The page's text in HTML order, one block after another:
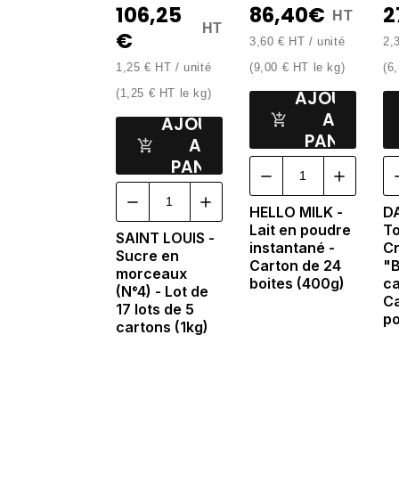
106,25
€
HT
1,25 € HT / unité
(1,25 € HT le kg)
AJOUTER
AU
PANIER
SAINT LOUIS -
Sucre en
morceaux
(N°4) - Lot de
17 lots de 5
cartons (1kg)
86,40€ HT
3,60 € HT / unité
(9,00 € HT le kg)
AJOUTER
AU
PANIER
HELLO MILK -
Lait en poudre
instantané -
Carton de 24
boites (400g)